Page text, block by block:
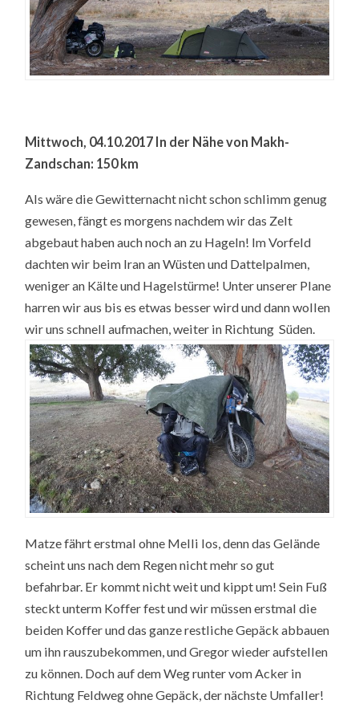
Mittwoch, 04.10.2017 In der Nähe von Makh-
Zandschan: 150 km
Als wäre die Gewitternacht nicht schon schlimm genug
gewesen, fängt es morgens nachdem wir das Zelt
abgebaut haben auch noch an zu Hageln! Im Vorfeld
dachten wir beim Iran an Wüsten und Dattelpalmen,
weniger an Kälte und Hagelstürme! Unter unserer Plane
harren wir aus bis es etwas besser wird und dann wollen
wir uns schnell aufmachen, weiter in Richtung Süden.
Matze fährt erstmal ohne Melli los, denn das Gelände
scheint uns nach dem Regen nicht mehr so gut
befahrbar. Er kommt nicht weit und kippt um! Sein Fuß
steckt unterm Koffer fest und wir müssen erstmal die
beiden Koffer und das ganze restliche Gepäck abbauen
um ihn rauszubekommen, und Gregor wieder aufstellen
zu können. Doch auf dem Weg runter vom Acker in
Richtung Feldweg ohne Gepäck, der nächste Umfaller!